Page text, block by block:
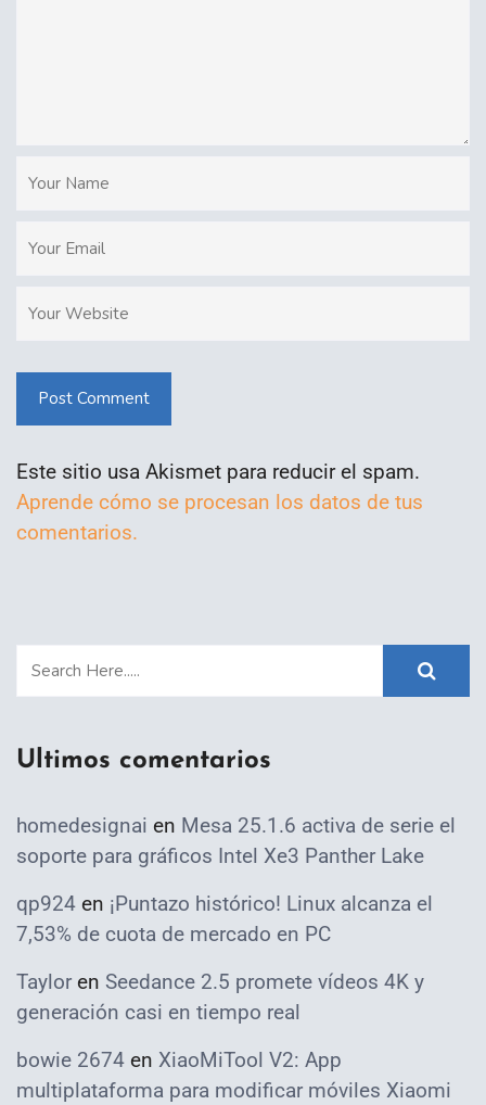
Post Comment
Este sitio usa Akismet para reducir el spam.
Aprende cómo se procesan los datos de tus
comentarios.
Ultimos comentarios
homedesignai en Mesa 25.1.6 activa de serie el
soporte para gráficos Intel Xe3 Panther Lake
qp924 en ¡Puntazo histórico! Linux alcanza el
7,53% de cuota de mercado en PC
Taylor en Seedance 2.5 promete vídeos 4K y
generación casi en tiempo real
bowie 2674 en XiaoMiTool V2: App
multiplataforma para modificar móviles Xiaomi